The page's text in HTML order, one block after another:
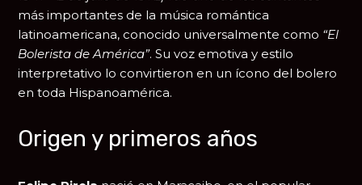
más importantes de la música romántica
latinoamericana, conocido universalmente como “El
Bolerista de América”. Su voz emotiva y estilo
interpretativo lo convirtieron en un ícono del bolero
en toda Hispanoamérica.
Origen y primeros años